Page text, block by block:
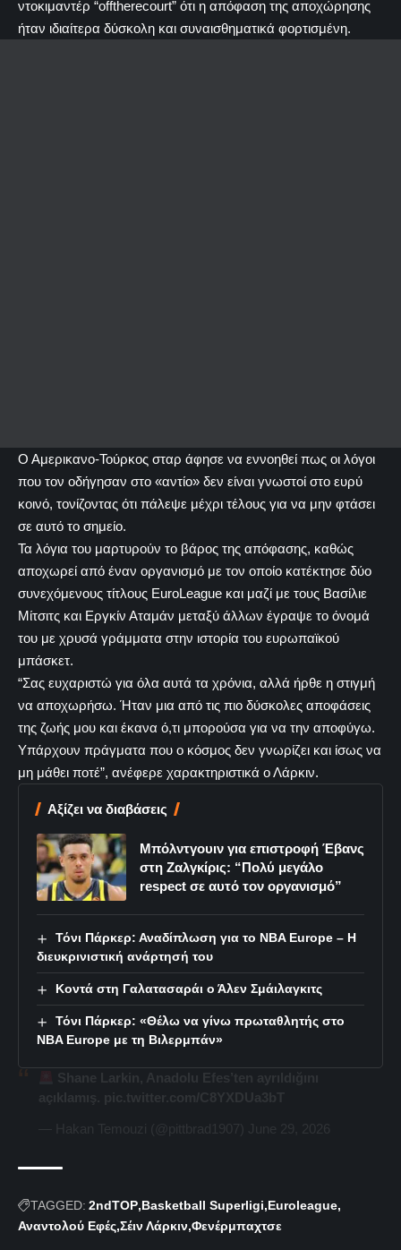
ντοκιμαντέρ “offtherecourt” ότι η απόφαση της αποχώρησης
ήταν ιδιαίτερα δύσκολη και συναισθηματικά φορτισμένη.
Ο Αμερικανο-Τούρκος σταρ άφησε να εννοηθεί πως οι λόγοι
που τον οδήγησαν στο «αντίο» δεν είναι γνωστοί στο ευρύ
κοινό, τονίζοντας ότι πάλεψε μέχρι τέλους για να μην φτάσει
σε αυτό το σημείο.
Τα λόγια του μαρτυρούν το βάρος της απόφασης, καθώς
αποχωρεί από έναν οργανισμό με τον οποίο κατέκτησε δύο
συνεχόμενους τίτλους EuroLeague και μαζί με τους Βασίλιε
Μίτσιτς και Εργκίν Αταμάν μεταξύ άλλων έγραψε το όνομά
του με χρυσά γράμματα στην ιστορία του ευρωπαϊκού
μπάσκετ.
“Σας ευχαριστώ για όλα αυτά τα χρόνια, αλλά ήρθε η στιγμή
να αποχωρήσω. Ήταν μια από τις πιο δύσκολες αποφάσεις
της ζωής μου και έκανα ό,τι μπορούσα για να την αποφύγω.
Υπάρχουν πράγματα που ο κόσμος δεν γνωρίζει και ίσως να
μη μάθει ποτέ”, ανέφερε χαρακτηριστικά ο Λάρκιν.
Αξίζει να διαβάσεις
Μπόλντγουιν για επιστροφή Έβανς
στη Ζαλγκίρις: “Πολύ μεγάλο
respect σε αυτό τον οργανισμό”
Τόνι Πάρκερ: Αναδίπλωση για το NBA Europe – Η
διευκρινιστική ανάρτησή του
Κοντά στη Γαλατασαράι ο Άλεν Σμάιλαγκιτς
Τόνι Πάρκερ: «Θέλω να γίνω πρωταθλητής στο
NBA Europe με τη Βιλερμπάν»
TAGGED: 2ndTOP Basketball Superligi Euroleague
Αναντολού Εφές Σέιν Λάρκιν Φενέρμπαχτσε